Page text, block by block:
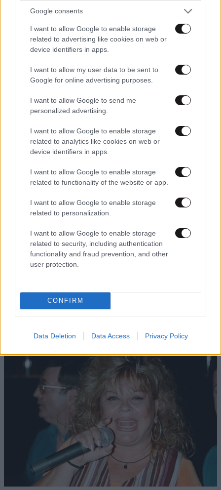
Google consents
I want to allow Google to enable storage
related to advertising like cookies on web or
device identifiers in apps.
I want to allow my user data to be sent to
Google for online advertising purposes.
I want to allow Google to send me
personalized advertising.
I want to allow Google to enable storage
related to analytics like cookies on web or
device identifiers in apps.
I want to allow Google to enable storage
related to functionality of the website or app.
I want to allow Google to enable storage
related to personalization.
I want to allow Google to enable storage
related to security, including authentication
functionality and fraud prevention, and other
user protection.
CONFIRM
Data Deletion Data Access Privacy Policy
…..ΧΑΡΑ 07·07·2026 18:55
για Έλληνες …
TRENDING